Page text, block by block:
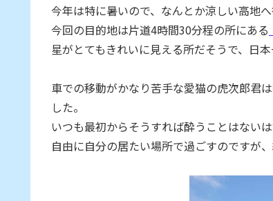
今年は特に暑いので、なんとか涼しい高地
今回の目的地は片道4時間30分程の所にある
星がとてもきれいに見える所だそうで、日
車での移動がかなり苦手な愛猫の虎次郎君
した。
いつも最初からそうすれば酔うことはない
自由に自分の居たい場所で過ごすのですが